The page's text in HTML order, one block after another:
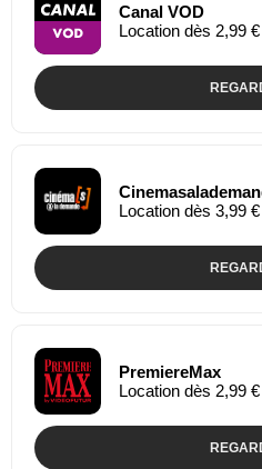
Canal VOD
Location dès 2,99 €
Location dès 3,99 €
PremiereMax
Location dès 2,99 €